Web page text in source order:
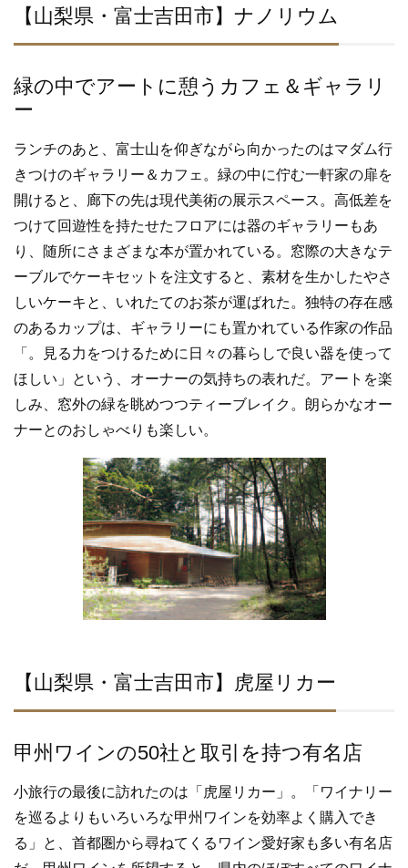
【山梨県・富士吉田市】ナノリウム
緑の中でアートに憩うカフェ＆ギャラリ
ー
ランチのあと、富士山を仰ぎながら向かったのはマダム行
きつけのギャラリー＆カフェ。緑の中に佇む一軒家の扉を
開けると、廊下の先は現代美術の展示スペース。高低差を
つけて回遊性を持たせたフロアには器のギャラリーもあ
り、随所にさまざまな本が置かれている。窓際の大きなテ
ーブルでケーキセットを注文すると、素材を生かしたやさ
しいケーキと、いれたてのお茶が運ばれた。独特の存在感
のあるカップは、ギャラリーにも置かれている作家の作品
「。見る力をつけるために日々の暮らしで良い器を使って
ほしい」という、オーナーの気持ちの表れだ。アートを楽
しみ、窓外の緑を眺めつつティーブレイク。朗らかなオー
ナーとのおしゃべりも楽しい。
【山梨県・富士吉田市】虎屋リカー
甲州ワインの50社と取引を持つ有名店
小旅行の最後に訪れたのは「虎屋リカー」。「ワイナリー
を巡るよりもいろいろな甲州ワインを効率よく購入でき
る」と、首都圏から尋ねてくるワイン愛好家も多い有名店